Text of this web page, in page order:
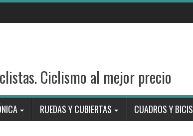
Ciclismo al mejor precio
RUEDAS Y CUBIERTAS CUADROS Y BICIS